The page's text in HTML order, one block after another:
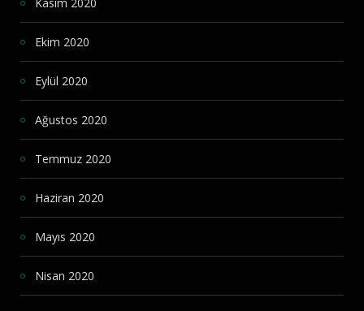
Ekim 2020
Eylül 2020
Ağustos 2020
Temmuz 2020
Haziran 2020
Mayıs 2020
Nisan 2020